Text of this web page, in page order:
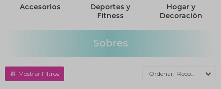
Accesorios
Deportes y
Fitness
Hogar y
Decoración
Sobres
Recomendados